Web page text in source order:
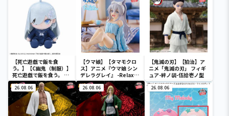
【死亡遊戯で飯を食
う。】【C幽鬼（制服）】
死亡遊戯で飯を食う。 ぬ
いぐるみ（EX）
【ウマ娘】【タマモクロ
ス】アニメ『ウマ娘 シン
デレラグレイ』 -Relax
time-タマモクロス
【鬼滅の刃】【狛治】ア
ニメ「鬼滅の刃」 フィギ
ュア-絆ノ装-伍拾壱ノ型
26.08.06 26.08.06 26.08.06